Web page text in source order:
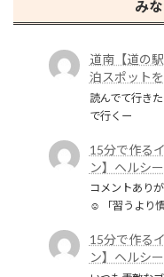
み
道南【道の
泊スポット
読んでて行き
で行くー
15分で作る
ン】ヘルシ
コメントあり
☺️ 「習うより
15分で作る
ン】ヘルシ